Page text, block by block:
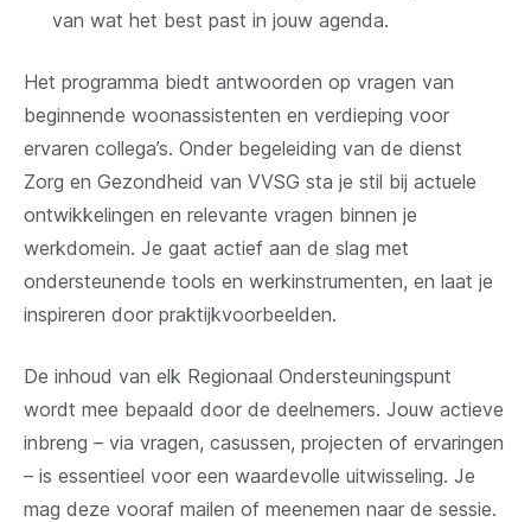
van wat het best past in jouw agenda.
Het programma biedt antwoorden op vragen van
beginnende woonassistenten en verdieping voor
ervaren collega’s. Onder begeleiding van de dienst
Zorg en Gezondheid van VVSG sta je stil bij actuele
ontwikkelingen en relevante vragen binnen je
werkdomein. Je gaat actief aan de slag met
ondersteunende tools en werkinstrumenten, en laat je
inspireren door praktijkvoorbeelden.
De inhoud van elk Regionaal Ondersteuningspunt
wordt mee bepaald door de deelnemers. Jouw actieve
inbreng – via vragen, casussen, projecten of ervaringen
– is essentieel voor een waardevolle uitwisseling. Je
mag deze vooraf mailen of meenemen naar de sessie.